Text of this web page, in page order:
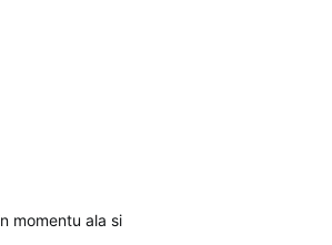
momentu ala si